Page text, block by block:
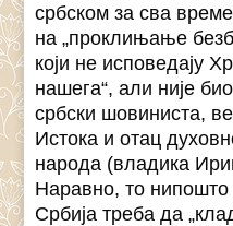
србском за сва
на „проклињање
који не исповедају
нашега“, али није
србски шовиниста,
Истока и отац
народа (владика
Наравно, то нипошто
Србија треба да